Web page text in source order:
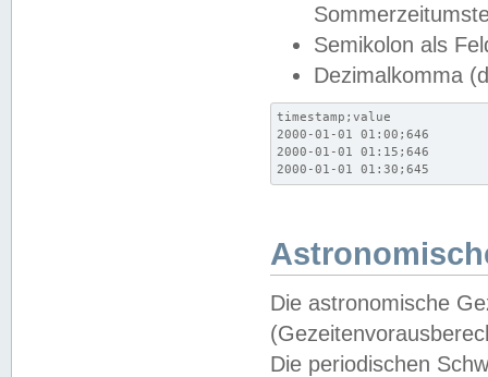
Semikolon als
Dezimalkomma
timestamp;value
2000-01-01 01:00;646
2000-01-01 01:15;646
2000-01-01 01:30;645
Die astronomische
Die periodischen